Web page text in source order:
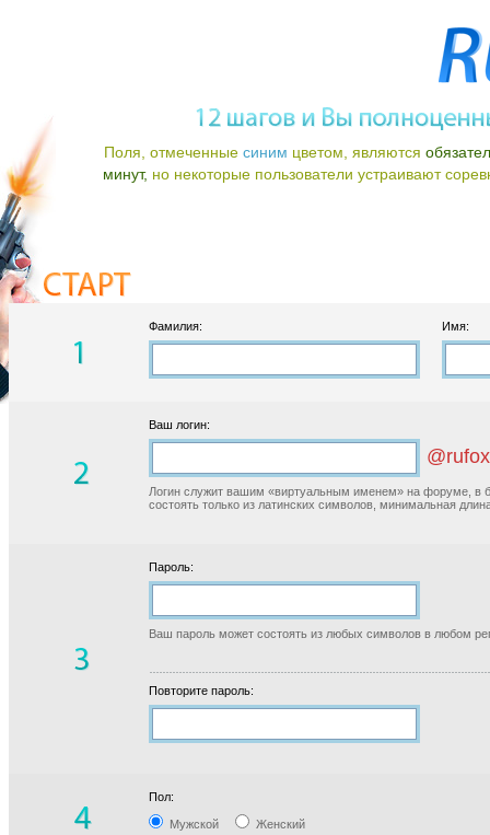
Поля, отмеченные синим цветом, являются
минут, но некоторые пользователи устраивают
Фамилия: Имя:
Ваш логин:
Логин служит вашим «виртуальным именем» на форуме, в
состоять только из латинских символов, минимальная
Пароль:
Ваш пароль может состоять из любых символов в любом
Повторите пароль:
Пол:
Мужской Женский